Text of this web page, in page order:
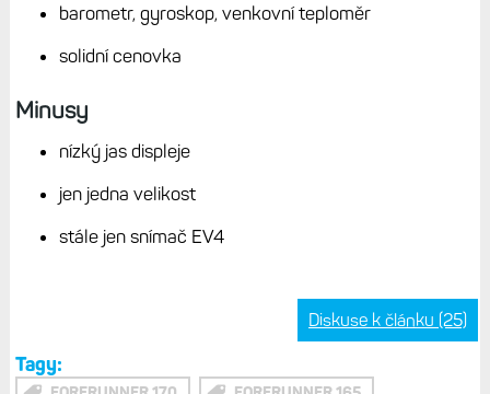
hodin s GPS, v režimu multiGNSS 14 hodin, s hudbou
6,5 hodiny
Vestavěné senzory: optický snímač Elevate 4.
kompas, gyroskop, snímač světla
Paměť pro hudbu: 4 GB
Wi-Fi: model Music
Vodotěsnost: 5 ATM (max 50 m)
Cena: 7 690 Kč bez hudby, 8 990 Kč s hudbou